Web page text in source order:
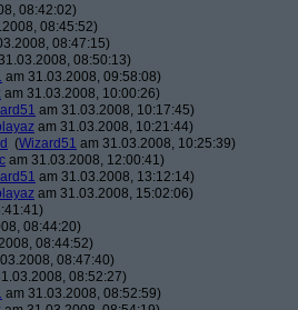
08:42:02)
08:45:52)
08:47:15)
08:50:13)
am 31.03.2008, 09:58:08)
am 31.03.2008, 10:00:26)
am 31.03.2008, 10:17:45)
am 31.03.2008, 10:21:44)
(Wizard51 am 31.03.2008, 10:25:39)
am 31.03.2008, 12:00:41)
am 31.03.2008, 13:12:14)
am 31.03.2008, 15:02:06)
08:44:20)
08:44:52)
08:47:40)
08:52:27)
am 31.03.2008, 08:52:59)